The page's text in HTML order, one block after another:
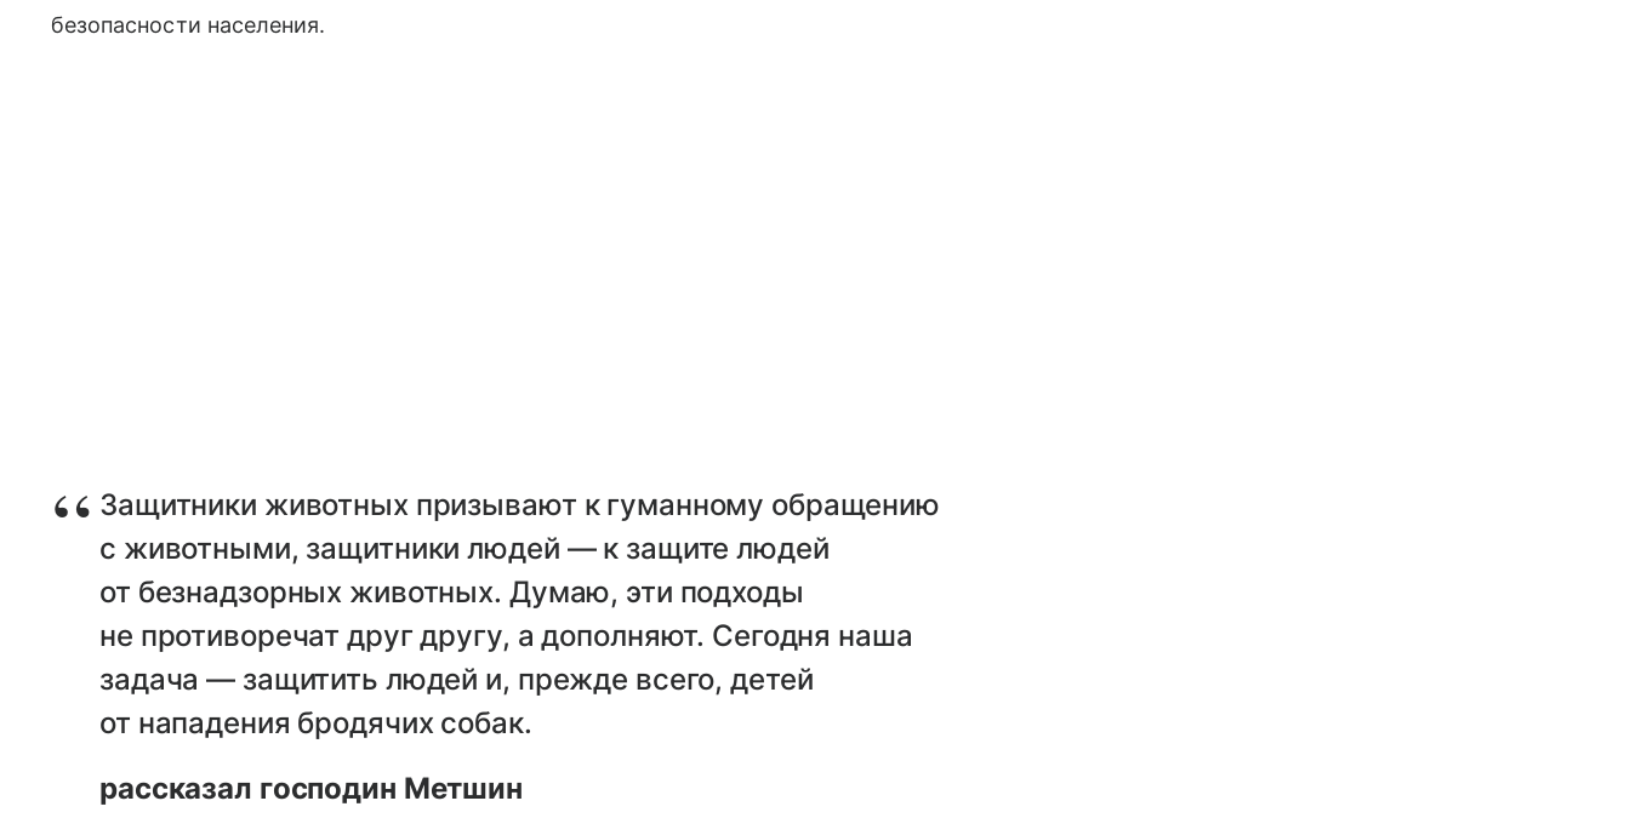
безопасности населения.
Защитники животных призывают к гуманному обращению
с животными, защитники людей — к защите людей
от безнадзорных животных. Думаю, эти подходы
не противоречат друг другу, а дополняют. Сегодня наша
задача — защитить людей и, прежде всего, детей
от нападения бродячих собак.
рассказал господин Метшин